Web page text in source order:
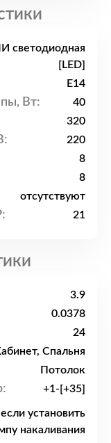
светодиодная
[LED]
E14
Вт: 40
320
220
8
8
отсутствуют
21
3.9
0.0378
24
Спальня
Потолок
+1-[+35]
установить
накаливания